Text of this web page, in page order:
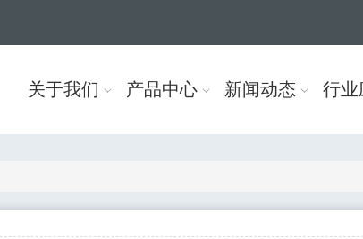
关于我们 产品中心 新闻动态 行业